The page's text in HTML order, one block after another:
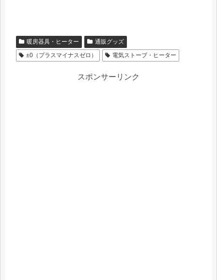
暖房器具・ヒーター
通販グッズ
±0（プラスマイナスゼロ）
電気ストーブ・ヒーター
スポンサーリンク